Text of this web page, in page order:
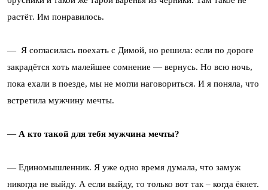
растёт. Им понравилось.
— Я согласилась поехать с Димой, но решила: если по дороге
закрадётся хоть малейшее сомнение — вернусь. Но всю ночь,
пока ехали в поезде, мы не могли наговориться. И я поняла, что
встретила мужчину мечты.
— А кто такой для тебя мужчина мечты?
— Единомышленник. Я уже одно время думала, что замуж
никогда не выйду. А если выйду, то только вот так – когда ёкнет.